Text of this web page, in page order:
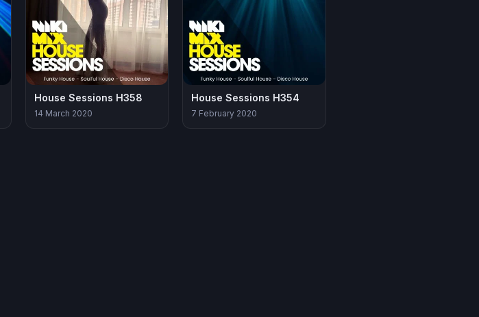
House Sessions H358
14 March 2020
House Sessions H354
7 February 2020